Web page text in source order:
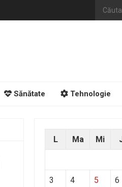
Sănătate Tehnologie
L Ma Mi
3 4 5 6